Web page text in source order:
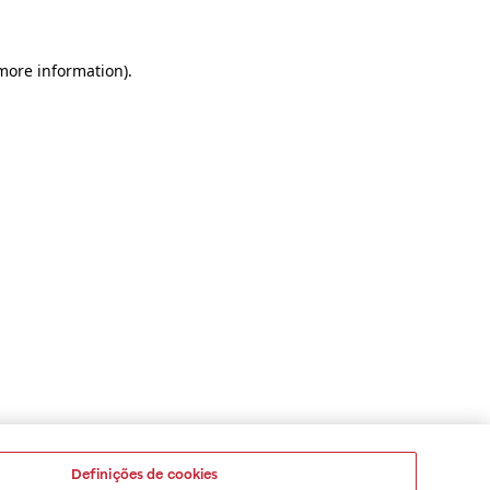
information).
Definições de cookies